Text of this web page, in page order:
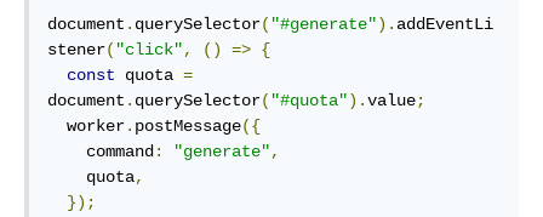
document . querySelector( "#generate"). addEventLi
stener( "click", () => {
const quota =
document . querySelector( "#quota").value;
  worker
. postMessage({
    command
: "generate",
    quota
,
});